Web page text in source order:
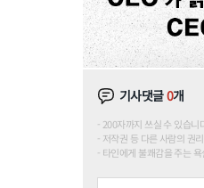
기사댓글0개
200자까지 쓰실 수 있습
저작권 등 다른 사람의 권
타인에게 불쾌감을 주는